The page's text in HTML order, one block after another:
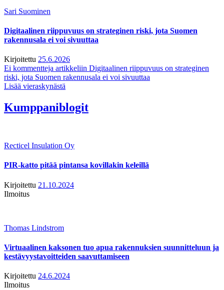
Sari Suominen
Digitaalinen riippuvuus on strateginen riski, jota Suomen
rakennusala ei voi sivuuttaa
Kirjoitettu 25.6.2026
Ei kommentteja artikkeliin Digitaalinen riippuvuus on strateginen
riski, jota Suomen rakennusala ei voi sivuuttaa
Lisää vieraskynästä
Kumppaniblogit
Recticel Insulation Oy
PIR-katto pitää pintansa kovillakin keleillä
Kirjoitettu 21.10.2024
Ilmoitus
Thomas Lindstrom
Virtuaalinen kaksonen tuo apua rakennuksien suunnitteluun ja
kestävyystavoitteiden saavuttamiseen
Kirjoitettu 24.6.2024
Ilmoitus